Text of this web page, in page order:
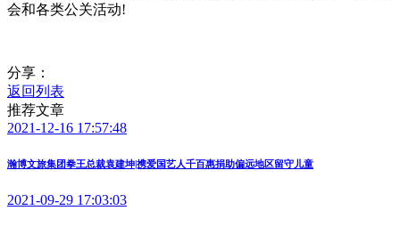
会和各类公关活动!
分享：
返回列表
推荐文章
2021-12-16 17:57:48
瀚博文旅集团拳王总裁袁建坤|携爱国艺人千百惠捐助偏远地区留守儿童
2021-09-29 17:03:03